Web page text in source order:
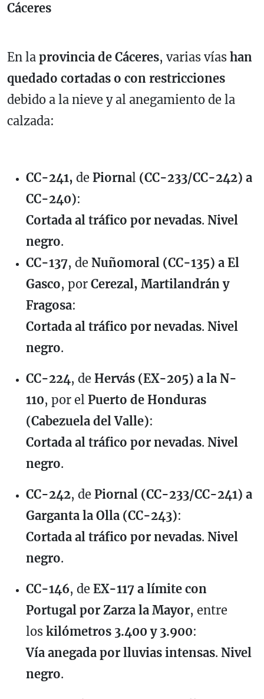
Cáceres
En la provincia de Cáceres, varias vías han
quedado cortadas o con restricciones
debido a la nieve y al anegamiento de la
calzada:
CC-241, de Piornal (CC-233/CC-242) a
CC-240):
Cortada al tráfico por nevadas. Nivel
negro.
CC-137, de Nuñomoral (CC-135) a El
Gasco, por Cerezal, Martilandrán y
Fragosa:
Cortada al tráfico por nevadas. Nivel
negro.
CC-224, de Hervás (EX-205) a la N-
110, por el Puerto de Honduras
(Cabezuela del Valle):
Cortada al tráfico por nevadas. Nivel
negro.
CC-242, de Piornal (CC-233/CC-241) a
Garganta la Olla (CC-243):
Cortada al tráfico por nevadas. Nivel
negro.
CC-146, de EX-117 a límite con
Portugal por Zarza la Mayor, entre
los kilómetros 3.400 y 3.900:
Vía anegada por lluvias intensas. Nivel
negro.